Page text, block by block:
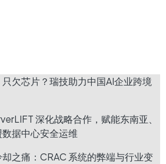
欠芯片？瑞技助力中国AI企业跨境
深化战略合作，赋能东南亚、
据中心安全运维
之痛：CRAC 系统的弊端与行业变